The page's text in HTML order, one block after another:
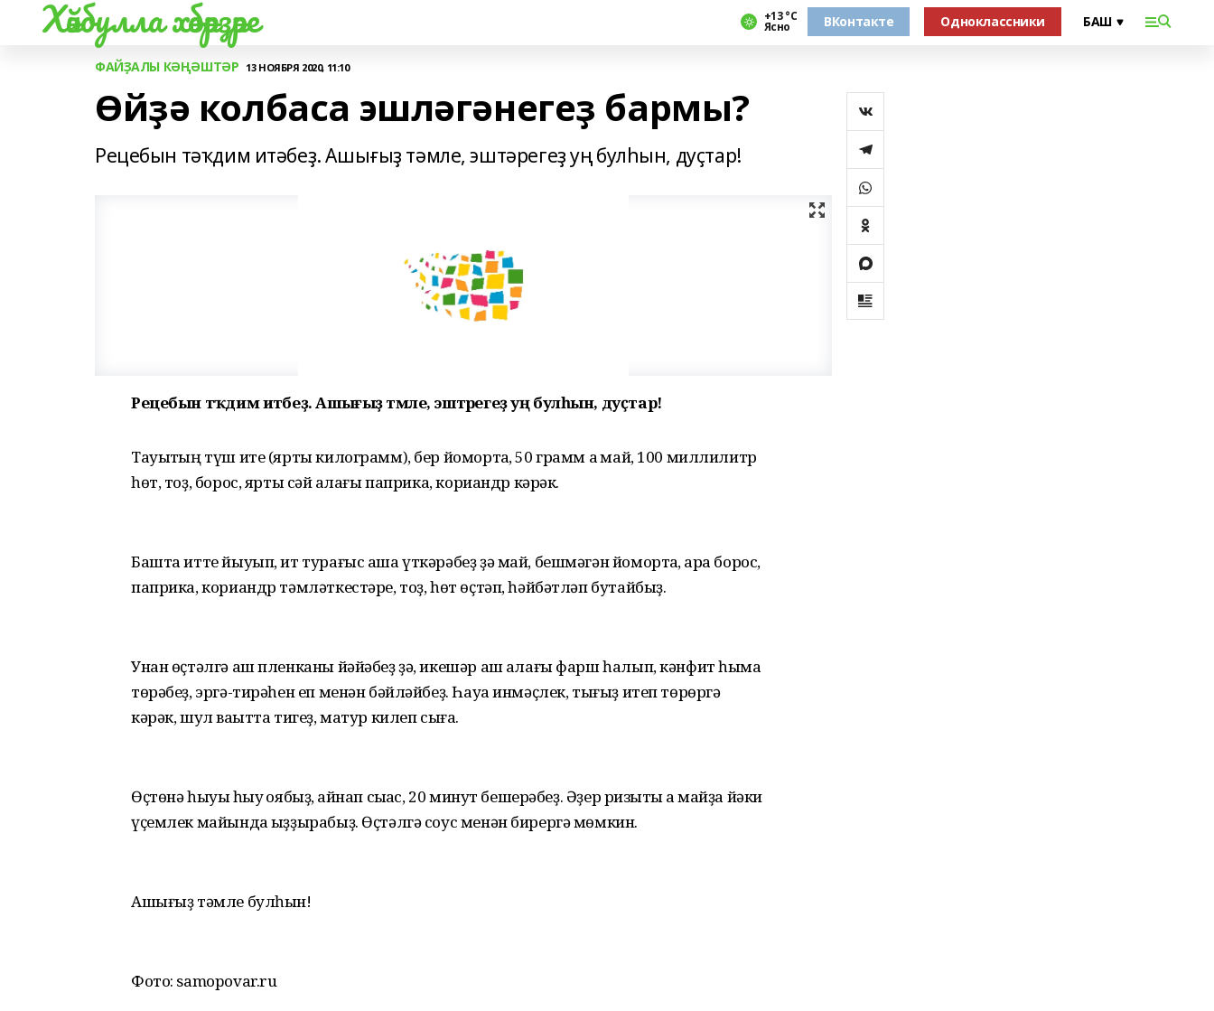
Хәйбулла хәбәрҙәре +13 °С
Ясно ВКонтакте Одноклассники
ФАЙҘАЛЫ КӘҢӘШТӘР 13 НОЯБРЯ 2020, 11:10
Өйҙә колбаса эшләгәнегеҙ бармы?
Рецебын тәҡдим итәбеҙ. Ашығыҙ тәмле, эштәрегеҙ уң булһын, дуҫтар!
Рецебын тәҡдим итәбеҙ. Ашығыҙ тәмле, эштәрегеҙ уң булһын, дуҫтар!
Тауыҡтың түш ите (ярты килограмм), бер йомортҡа, 50 грамм аҡ май, 100 миллилитр
һөт, тоҙ, борос, ярты сәй ҡалағы паприка, кориандр кәрәк.
Башта итте йыуып, ит турағыс аша үткәрәбеҙ ҙә май, бешмәгән йомортҡа, ҡара борос,
паприка, кориандр тәмләткестәре, тоҙ, һөт өҫтәп, һәйбәтләп бутайбыҙ.
Унан өҫтәлгә аш пленканы йәйәбеҙ ҙә, икешәр аш ҡалағы фарш һалып, кәнфит һымаҡ
төрәбеҙ, эргә-тирәһен еп менән бәйләйбеҙ. Һауа инмәҫлек, тығыҙ итеп төрөргә
кәрәк, шул ваҡытта тигеҙ, матур килеп сыға.
Өҫтөнә һыуыҡ һыу ҡоябыҙ, ҡайнап сыҡҡас, 20 минут бешерәбеҙ. Әҙер ризыҡты аҡ майҙа йәки
үҫемлек майында ҡыҙҙырабыҙ. Өҫтәлгә соус менән бирергә мөмкин.
Ашығыҙ тәмле булһын!
Фото: samopovar.ru